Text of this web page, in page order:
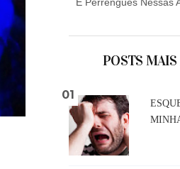
POSTS MAIS